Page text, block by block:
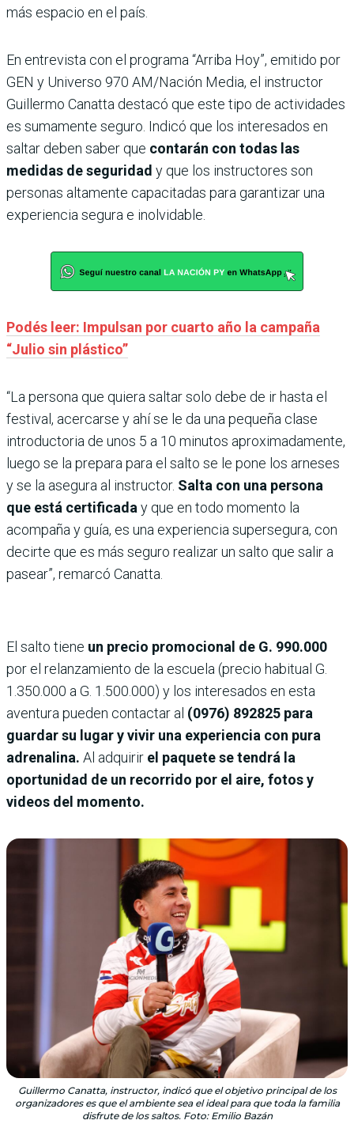
más espacio en el país.
En entrevista con el programa “Arriba Hoy”, emitido por
GEN y Universo 970 AM/Nación Media, el instructor
Guillermo Canatta destacó que este tipo de actividades
es sumamente seguro. Indicó que los interesados en
saltar deben saber que contarán con todas las
medidas de seguridad y que los instructores son
personas altamente capacitadas para garantizar una
experiencia segura e inolvidable.
Podés leer: Impulsan por cuarto año la campaña
“Julio sin plástico”
“La persona que quiera saltar solo debe de ir hasta el
festival, acercarse y ahí se le da una pequeña clase
introductoria de unos 5 a 10 minutos aproximadamente,
luego se la prepara para el salto se le pone los arneses
y se la asegura al instructor. Salta con una persona
que está certificaday que en todo momento la
acompaña y guía, es una experiencia supersegura, con
decirte que es más seguro realizar un salto que salir a
pasear”, remarcó Canatta.
El salto tiene un precio promocional de G. 990.000
por el relanzamiento de la escuela (precio habitual G.
1.350.000 a G. 1.500.000) y los interesados en esta
aventura pueden contactar al (0976) 892825 para
guardar su lugar y vivir una experiencia con pura
adrenalina. Al adquirir el paquete se tendrá la
oportunidad de un recorrido por el aire, fotos y
videos del momento.
Guillermo Canatta, instructor, indicó que el objetivo principal de los
organizadores es que el ambiente sea el ideal para que toda la familia
disfrute de los saltos. Foto: Emilio Bazán